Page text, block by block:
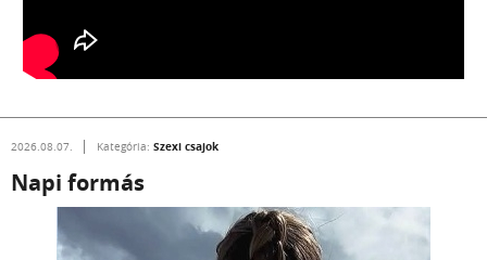
2026.08.07. Kategória: Szexi csajok
Napi formás